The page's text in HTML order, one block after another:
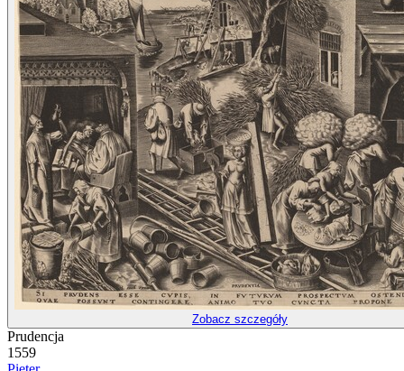
Zobacz szczegóły
Prudencja
1559